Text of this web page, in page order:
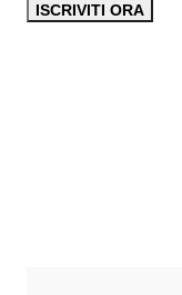
ISCRIVITI ORA